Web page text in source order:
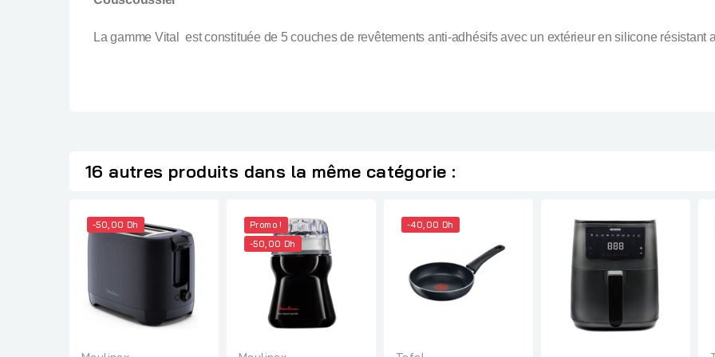
La gamme Vital est constituée de 5 couches de revêtements anti-adhésifs avec un extérieur en silicone résistant
16 autres produits dans la même catégorie :
-50,00 Dh
Promo !
-50,00 Dh
-40,00 Dh